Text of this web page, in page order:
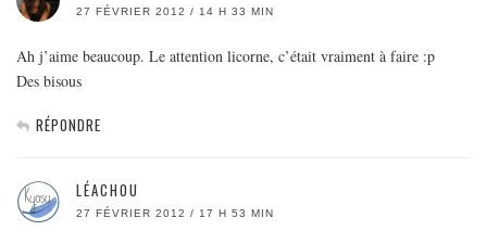
27 FÉVRIER 2012 / 14 H 33 MIN
Ah j’aime beaucoup. Le attention licorne, c’était vraiment à faire :p
Des bisous
RÉPONDRE
LÉACHOU
27 FÉVRIER 2012 / 17 H 53 MIN